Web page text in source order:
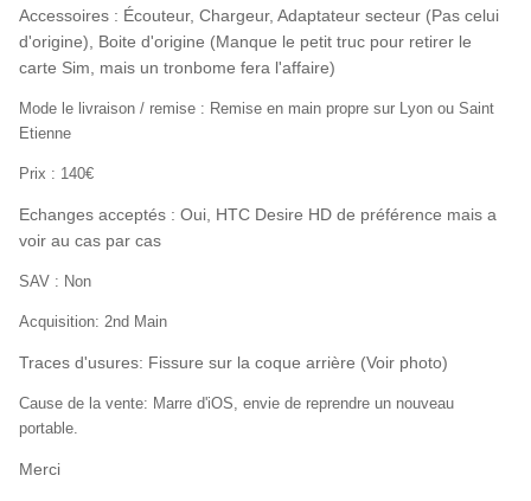
Accessoires : Écouteur, Chargeur, Adaptateur secteur (Pas celui
d'origine), Boite d'origine (Manque le petit truc pour retirer le
carte Sim, mais un tronbome fera l'affaire)
Mode le livraison / remise : Remise en main propre sur Lyon ou Saint
Etienne
Prix : 140€
Echanges acceptés : Oui, HTC Desire HD de préférence mais a
voir au cas par cas
SAV : Non
Acquisition: 2nd Main
Traces d'usures: Fissure sur la coque arrière (Voir photo)
Cause de la vente: Marre d'iOS, envie de reprendre un nouveau
portable.
Merci